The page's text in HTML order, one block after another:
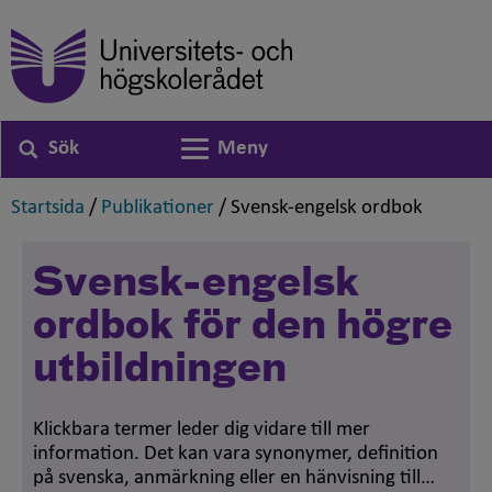
Sök
Växla navigering
Meny
Startsida ,
/ Publikationer ,
/ Svensk-engelsk ordbok
Svensk-engelsk
ordbok för den högre
utbildningen
Klickbara termer leder dig vidare till mer
information. Det kan vara synonymer, definition
på svenska, anmärkning eller en hänvisning till